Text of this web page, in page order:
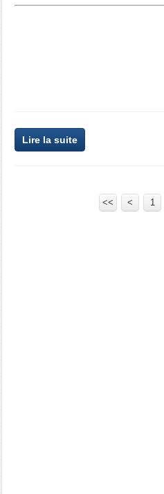
Lire la suite
<< < 1